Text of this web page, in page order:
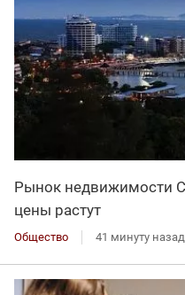
Рынок недвижимости
цены растут
Общество 41 минуту назад